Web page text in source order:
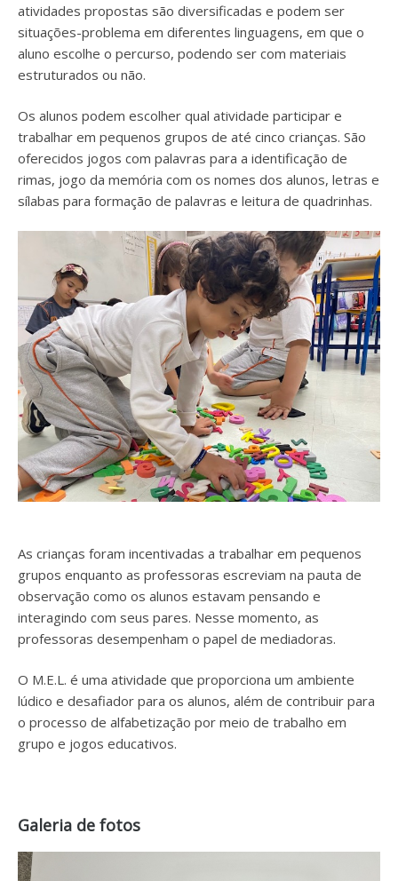
atividades propostas são diversificadas e podem ser
situações-problema em diferentes linguagens, em que o
aluno escolhe o percurso, podendo ser com materiais
estruturados ou não.
Os alunos podem escolher qual atividade participar e
trabalhar em pequenos grupos de até cinco crianças. São
oferecidos jogos com palavras para a identificação de
rimas, jogo da memória com os nomes dos alunos, letras e
sílabas para formação de palavras e leitura de quadrinhas.
As crianças foram incentivadas a trabalhar em pequenos
grupos enquanto as professoras escreviam na pauta de
observação como os alunos estavam pensando e
interagindo com seus pares. Nesse momento, as
professoras desempenham o papel de mediadoras.
O M.E.L. é uma atividade que proporciona um ambiente
lúdico e desafiador para os alunos, além de contribuir para
o processo de alfabetização por meio de trabalho em
grupo e jogos educativos.
Galeria de fotos